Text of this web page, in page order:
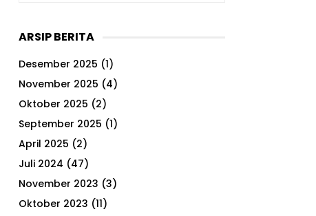
c
f
o
r
ARSIP BERITA
Desember 2025 (1)
November 2025 (4)
Oktober 2025 (2)
September 2025 (1)
April 2025 (2)
Juli 2024 (47)
November 2023 (3)
Oktober 2023 (11)